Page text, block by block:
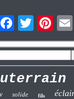
solide fils